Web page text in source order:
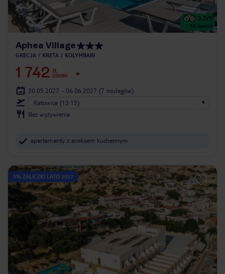
3.7/5
93 opinie
Aphea Village
GRECJA KRETA KOLYMBARI
1 742 ZŁ
OSOBA
30.05.2027 - 06.06.2027 (7 noclegów)
Katowice (13:15)
Bez wyżywienia
apartamenty z aneksem kuchennym
5% ZALICZKI LATO 2027